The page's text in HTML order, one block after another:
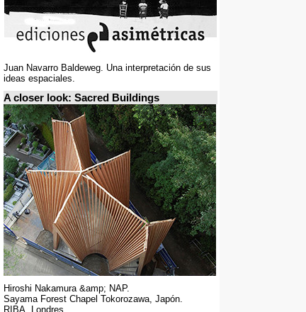
Juan Navarro Baldeweg. Una interpretación de sus
ideas espaciales.
A closer look: Sacred Buildings
Hiroshi Nakamura &amp; NAP.
Sayama Forest Chapel Tokorozawa, Japón.
RIBA, Londres.